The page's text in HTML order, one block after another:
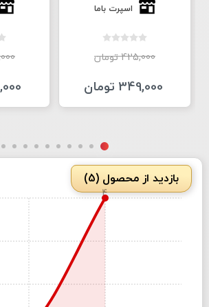
اسپرت باما
425,000 تومان
349,000 تومان
بازدید از محصول (5)
4